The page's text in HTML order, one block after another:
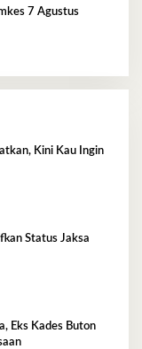
7 Agustus
Kini Kau Ingin
Status Jaksa
Eks Kades Buton